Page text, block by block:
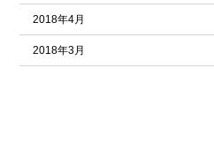
2018年4月
2018年3月